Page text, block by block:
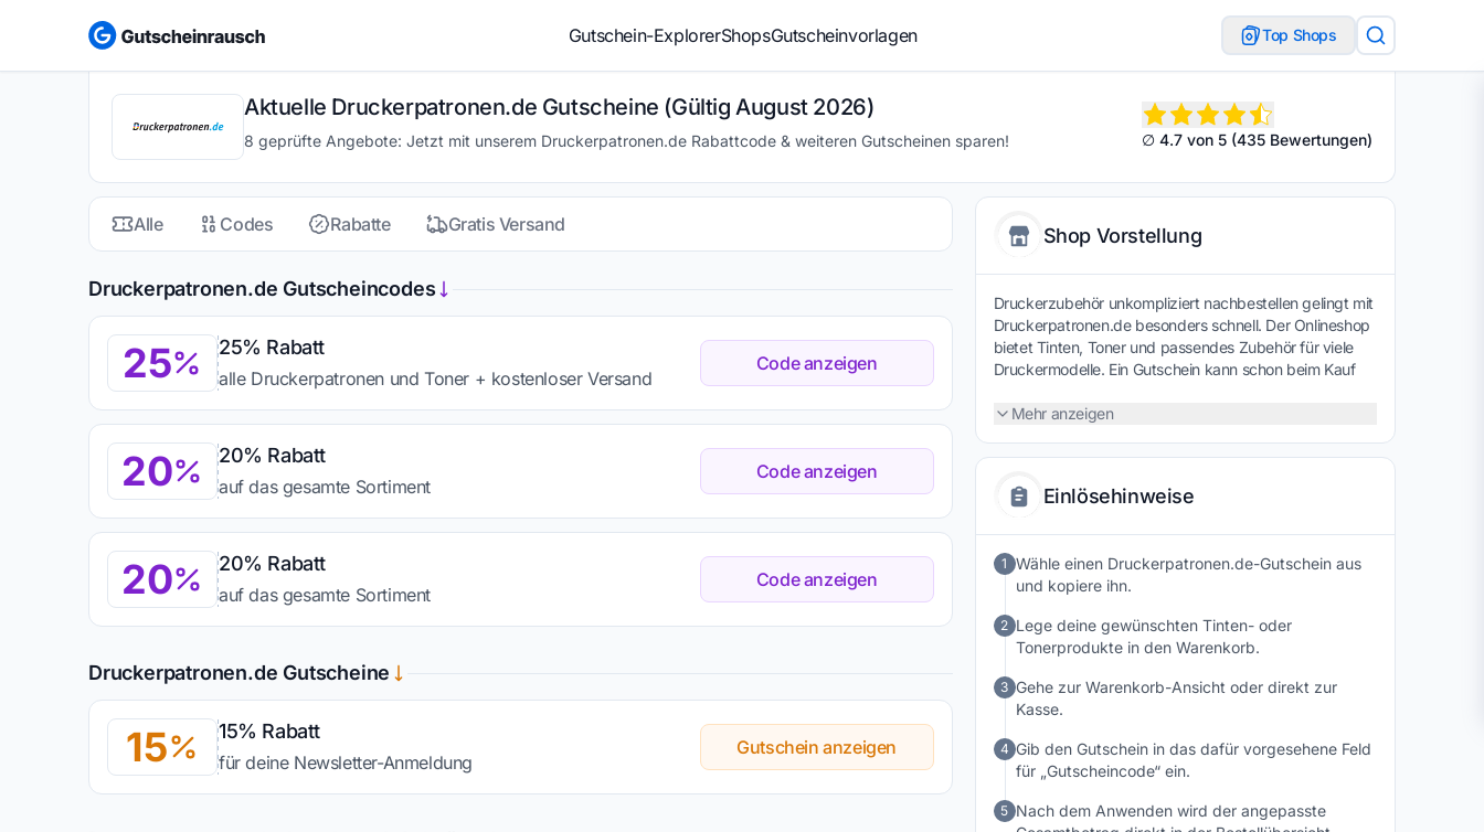
Gutschein-ExplorerShopsGutscheinvorlagen Top Shops
Aktuelle Druckerpatronen.de Gutscheine (Gültig August 2026)
8 geprüfte Angebote: Jetzt mit unserem Druckerpatronen.de Rabattcode & weiteren Gutscheinen sparen! ∅ 4.7 von 5 (435 Bewertungen)
Alle Codes Rabatte Gratis Versand
Druckerpatronen.de Gutscheincodes
25 25% Rabatt
alle Druckerpatronen und Toner + kostenloser Versand
Code anzeigen
20 20% Rabatt
auf das gesamte Sortiment
Code anzeigen
20 20% Rabatt
auf das gesamte Sortiment
Code anzeigen
Druckerpatronen.de Gutscheine
15 15% Rabatt
für deine Newsletter-Anmeldung
Gutschein anzeigen
Shop Vorstellung
Druckerzubehör unkompliziert nachbestellen gelingt mit
Druckerpatronen.de besonders schnell. Der Onlineshop
bietet Tinten, Toner und passendes Zubehör für viele
Druckermodelle. Ein Gutschein kann schon beim Kauf
Warenkorb landet und Büro oder Homeoffice
Mehr anzeigen
Einlösehinweise
1 Wähle einen Druckerpatronen.de-Gutschein aus
und kopiere ihn.
2 Lege deine gewünschten Tinten- oder
Tonerprodukte in den Warenkorb.
3 Gehe zur Warenkorb-Ansicht oder direkt zur
Kasse.
4 Gib den Gutschein in das dafür vorgesehene Feld
für „Gutscheincode“ ein.
5 Nach dem Anwenden wird der angepasste